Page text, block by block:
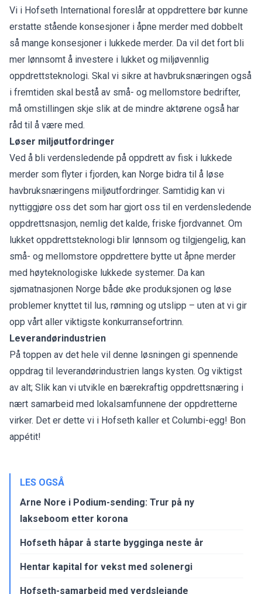
Vi i Hofseth International foreslår at oppdrettere bør kunne
erstatte stående konsesjoner i åpne merder med dobbelt
så mange konsesjoner i lukkede merder. Da vil det fort bli
mer lønnsomt å investere i lukket og miljøvennlig
oppdrettsteknologi. Skal vi sikre at havbruksnæringen også
i fremtiden skal bestå av små- og mellomstore bedrifter,
må omstillingen skje slik at de mindre aktørene også har
råd til å være med.
Løser miljøutfordringer
Ved å bli verdensledende på oppdrett av fisk i lukkede
merder som flyter i fjorden, kan Norge bidra til å løse
havbruksnæringens miljøutfordringer. Samtidig kan vi
nyttiggjøre oss det som har gjort oss til en verdensledende
oppdrettsnasjon, nemlig det kalde, friske fjordvannet. Om
lukket oppdrettsteknologi blir lønnsom og tilgjengelig, kan
små- og mellomstore oppdrettere bytte ut åpne merder
med høyteknologiske lukkede systemer. Da kan
sjømatnasjonen Norge både øke produksjonen og løse
problemer knyttet til lus, rømning og utslipp – uten at vi gir
opp vårt aller viktigste konkurransefortrinn.
Leverandørindustrien
På toppen av det hele vil denne løsningen gi spennende
oppdrag til leverandørindustrien langs kysten. Og viktigst
av alt; Slik kan vi utvikle en bærekraftig oppdrettsnæring i
nært samarbeid med lokalsamfunnene der oppdretterne
virker. Det er dette vi i Hofseth kaller et Columbi-egg! Bon
appétit!
LES OGSÅ
Arne Nore i Podium-sending: Trur på ny
lakseboom etter korona
Hofseth håpar å starte bygginga neste år
Hentar kapital for vekst med solenergi
Hofseth-samarbeid med verdsleiande